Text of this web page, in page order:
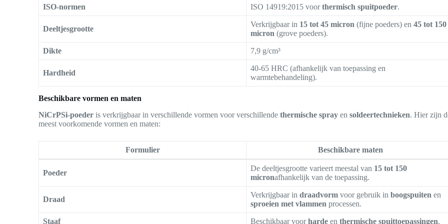
ISO-normen ISO 14919:2015 voorthermisch spuitpoeder.
Deeltjesgrootte
Verkrijgbaar in 15 tot 45 micron (fijne poeders) en45 tot 150
micron (grove poeders).
Dikte 7,9 g/cm³
Hardheid
40-65 HRC (afhankelijk van toepassing en
warmtebehandeling).
Beschikbare vormen en maten
NiCrPSi-poeder is verkrijgbaar in verschillende vormen voor verschillendethermische spray ensoldeertechnieken. Hier zijn
meest voorkomende vormen en maten:
Formulier Beschikbare maten
Poeder
De deeltjesgrootte varieert meestal van 15 tot 150
micronafhankelijk van de toepassing.
Draad
Verkrijgbaar indraadvorm voor gebruik inboogspuiten en
sproeien met vlammen processen.
Staaf Beschikbaar voorharde enthermische spuittoepassingen.